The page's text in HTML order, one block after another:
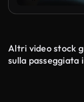
Altri video stock
sulla passeggiata